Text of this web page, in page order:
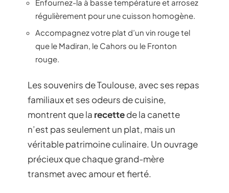
Enfournez-la à basse température et arrosez
régulièrement pour une cuisson homogène.
Accompagnez votre plat d’un vin rouge tel
que le Madiran, le Cahors ou le Fronton
rouge.
Les souvenirs de Toulouse, avec ses repas
familiaux et ses odeurs de cuisine,
montrent que la recettede la canette
n’est pas seulement un plat, mais un
véritable patrimoine culinaire. Un ouvrage
précieux que chaque grand-mère
transmet avec amour et fierté.